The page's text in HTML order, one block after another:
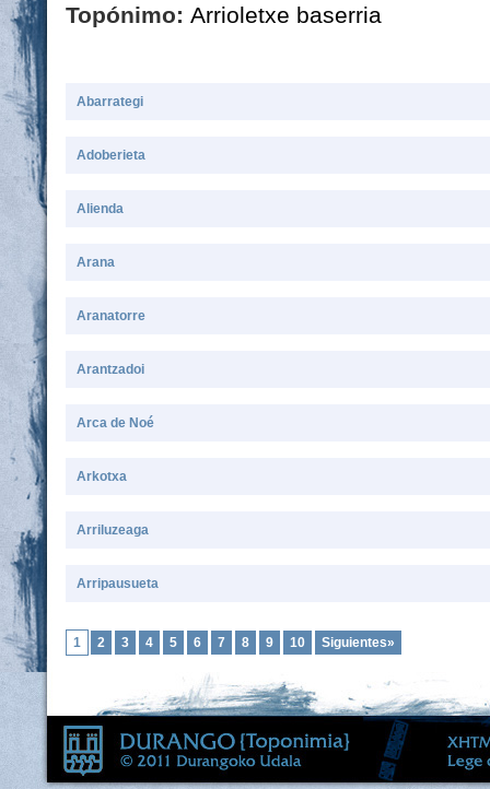
Topónimo: Arrioletxe baserria
Abarrategi
Adoberieta
Alienda
Arana
Aranatorre
Arantzadoi
Arca de Noé
Arkotxa
Arriluzeaga
Arripausueta
1 2 3 4 5 6 7 8 9 10 Siguientes»